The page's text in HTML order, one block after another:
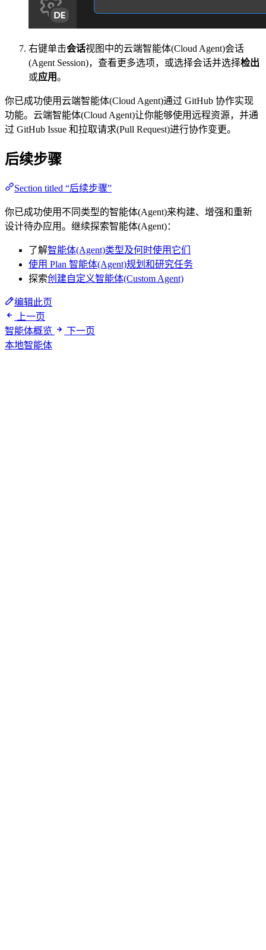
右键单击会话视图中的云端智能体(Cloud Agent)会话
(Agent Session)，查看更多选项，或选择会话并选择检出
或应用。
你已成功使用云端智能体(Cloud Agent)通过 GitHub 协作实现
功能。云端智能体(Cloud Agent)让你能够使用远程资源，并通
过 GitHub Issue 和拉取请求(Pull Request)进行协作变更。
后续步骤
Section titled “后续步骤”
你已成功使用不同类型的智能体(Agent)来构建、增强和重新
设计待办应用。继续探索智能体(Agent)：
了解智能体(Agent)类型及何时使用它们
使用 Plan 智能体(Agent)规划和研究任务
探索创建自定义智能体(Custom Agent)
编辑此页
上一页
智能体概览
下一页
本地智能体